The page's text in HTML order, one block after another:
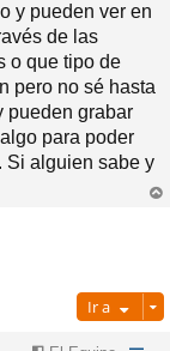
y pueden ver en
de las
o que tipo de
pero no sé hasta
pueden grabar
para poder
Si alguien sabe y
Ir a